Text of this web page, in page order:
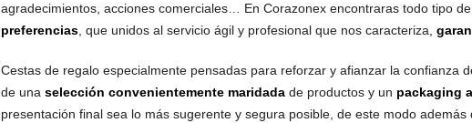
agradecimientos, acciones comerciales… En Corazonex encontraras todo tipo de
preferencias, que unidos al servicio ágil y profesional que nos caracteriza,
Cestas de regalo especialmente pensadas para reforzar y afianzar la
de una selección convenientemente maridadade productos y un packaging
presentación final sea lo más sugerente y segura posible, de este modo